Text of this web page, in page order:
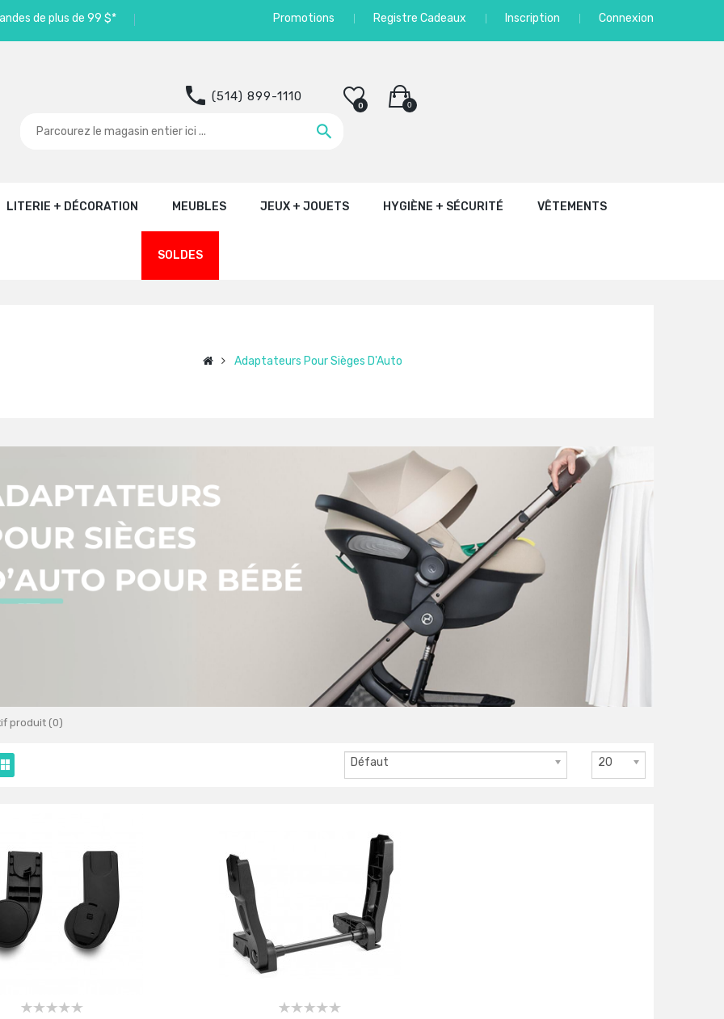
de plus de 99 $* Promotions Registre Cadeaux Inscription Connexion
0
0
(514) 899-1110
LITERIE + DÉCORATION MEUBLES JEUX + JOUETS HYGIÈNE + SÉCURITÉ VÊTEMENTS
SOLDES
Adaptateurs Pour Sièges D'Auto
produit (0)
20
Défaut